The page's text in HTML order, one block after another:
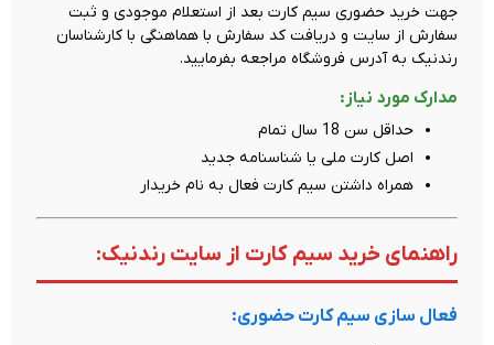
جهت خرید حضوری سیم کارت بعد از استعلام موجودی و ثبت
سفارش از سایت و دریافت کد سفارش با هماهنگی با کارشناسان
رندنیک به آدرس فروشگاه مراجعه بفرمایید.
مدارک مورد نیاز:
حداقل سن 18 سال تمام
اصل کارت ملی یا شناسنامه جدید
همراه داشتن سیم کارت فعال به نام خریدار
راهنمای خرید سیم کارت از سایت رندنیک:
فعال سازی سیم کارت حضوری: